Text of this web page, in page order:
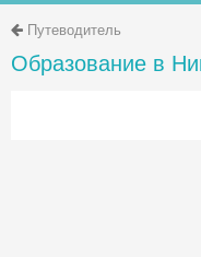
Путеводитель
Образование в